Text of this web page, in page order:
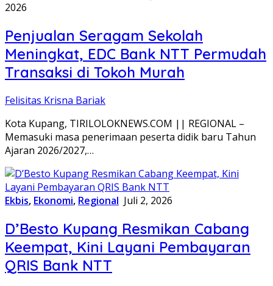
2026
Penjualan Seragam Sekolah
Meningkat, EDC Bank NTT Permudah
Transaksi di Tokoh Murah
Felisitas Krisna Bariak
Kota Kupang, TIRILOLOKNEWS.COM || REGIONAL –
Memasuki masa penerimaan peserta didik baru Tahun
Ajaran 2026/2027,…
Ekbis, Ekonomi, Regional Juli 2, 2026
D’Besto Kupang Resmikan Cabang
Keempat, Kini Layani Pembayaran
QRIS Bank NTT